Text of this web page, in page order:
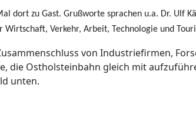
dort zu Gast. Grußworte sprachen u.a. Dr. Ulf
Verkehr, Arbeit, Technologie und
von Industriefirmen,
die Ostholsteinbahn gleich mit
unten.